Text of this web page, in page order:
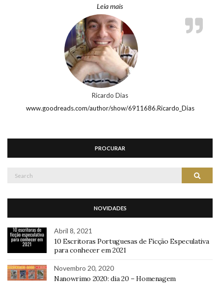
Leia mais“Ricardo Dias”
Ricardo Dias
www.goodreads.com/author/show/6911686.Ricardo_Dias
PROCURAR
Search
NOVIDADES
Abril 8, 2021
10 Escritoras Portuguesas de Ficção Especulativa
para conhecer em 2021
Novembro 20, 2020
Nanowrimo 2020: dia 20 – Homenagem